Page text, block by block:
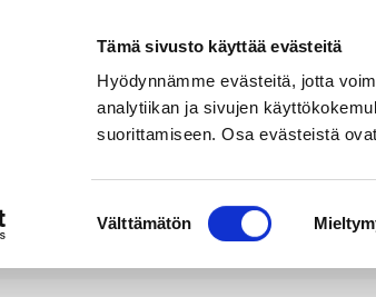
Tämä sivusto käyttää evästeitä
Hyödynnämme evästeitä, jotta
analytiikan ja sivujen
suorittamiseen. Osa evästeistä
valinta
Välttämätön
Etusivulle